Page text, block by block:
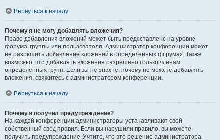
Вернуться к началу
Почему я не могу добавлять вложения?
Право добавления вложений может быть предоставлено на уровне
форума, группы или пользователя. Администратор конференции может
не разрешить добавление вложений в определённых форумах. Также
возможно, что добавлять вложения разрешено только членам
определённых групп. Если вы не знаете, почему не можете добавлять
вложения, свяжитесь с администратором конференции.
Вернуться к началу
Почему я получил предупреждение?
На каждой конференции администраторы устанавливают свой
собственный свод правил. Если вы нарушили правило, вы можете
получить предупреждение. Учтите, что это решение администратора